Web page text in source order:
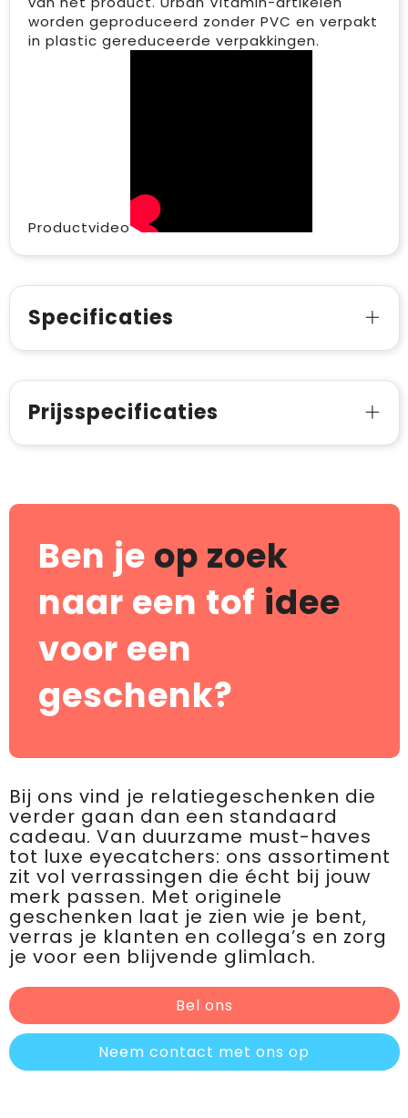
worden geproduceerd zonder PVC en verpakt
in plastic gereduceerde verpakkingen.
Productvideo
Specificaties
Prijsspecificaties
Ben je op zoek
naar een tof idee
voor een
geschenk?
Bij ons vind je relatiegeschenken die
verder gaan dan een standaard
cadeau. Van duurzame must-haves
tot luxe eyecatchers: ons assortiment
zit vol verrassingen die écht bij jouw
merk passen. Met originele
geschenken laat je zien wie je bent,
verras je klanten en collega’s en zorg
je voor een blijvende glimlach.
Bel ons
Neem contact met ons op